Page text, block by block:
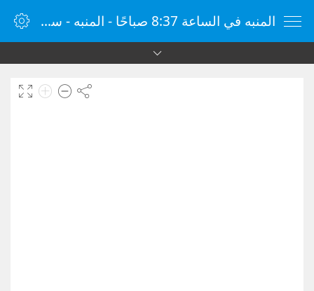
المنبه في الساعة 8:37 صباحًا - المنبه - ساعة منبه الإنترنت